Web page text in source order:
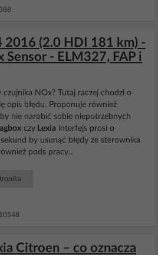
2016 (2.0 HDI 181 km) -
Sensor - ELM327, FAP i
czujnika NOx? Tutaj raczej chodzi o
opis błędu. Proponuje również
nie narobić sobie niepotrzebnych
czy Lexia interfejs prosi o
by usunąć błędy ze sterownika
pods pracy...
Citroen – co oznacza